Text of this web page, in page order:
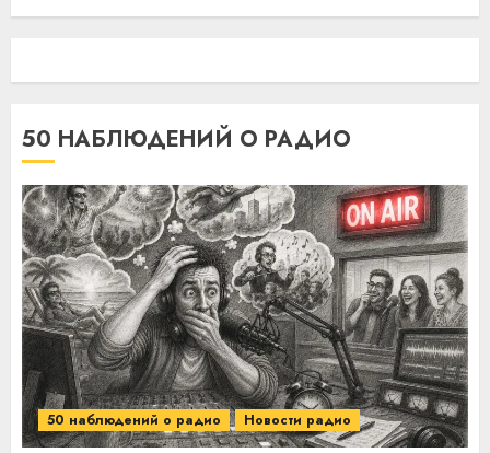
50 НАБЛЮДЕНИЙ О РАДИО
50 наблюдений о радио Новости радио